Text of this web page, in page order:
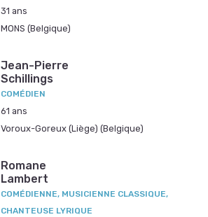
31 ans
MONS (Belgique)
Jean-Pierre
Schillings
COMÉDIEN
61 ans
Voroux-Goreux (Liège) (Belgique)
Romane
Lambert
COMÉDIENNE, MUSICIENNE CLASSIQUE,
CHANTEUSE LYRIQUE